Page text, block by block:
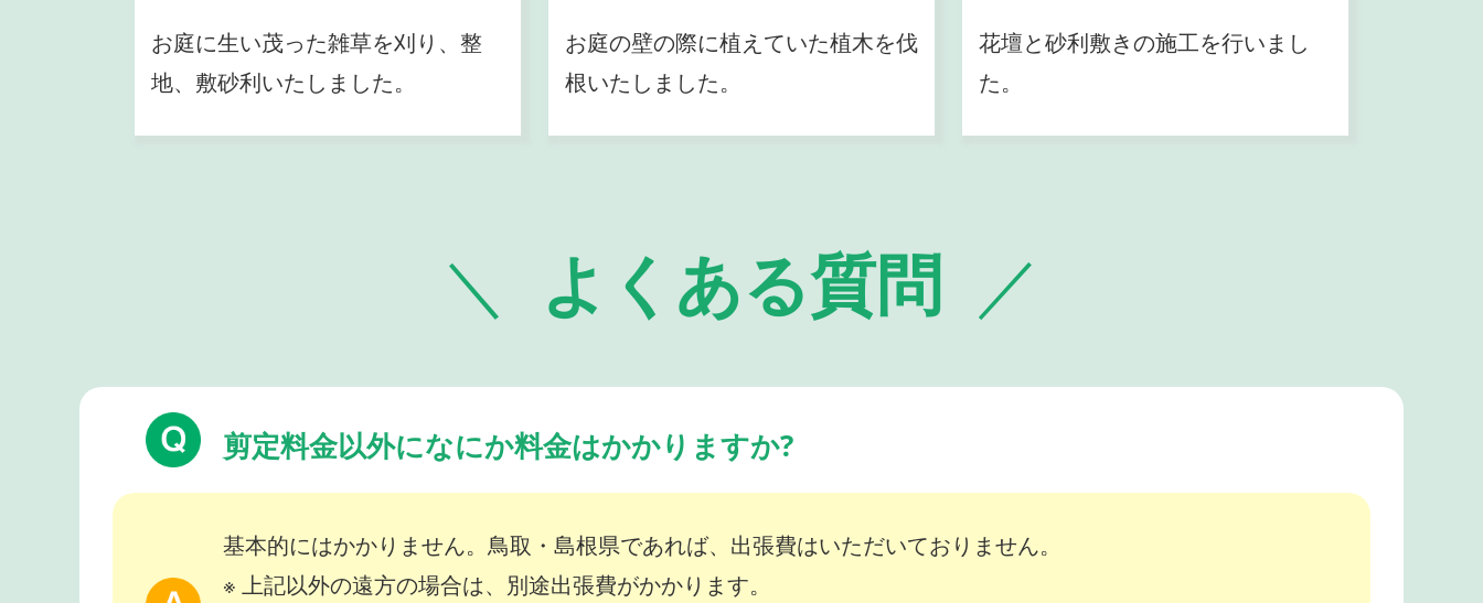
お庭に生い茂った雑草を刈り、整
地、敷砂利いたしました。
お庭の壁の際に植えていた植木を伐
根いたしました。
花壇と砂利敷きの施工を行いまし
た。
よくある質問
剪定料金以外になにか料金はかかりますか?
基本的にはかかりません。鳥取・島根県であれば、出張費はいただいておりません。
※ 上記以外の遠方の場合は、別途出張費がかかります。